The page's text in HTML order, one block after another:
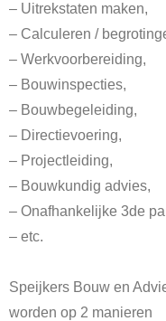
– Uitrekstaten maken,
– Calculeren /
– Werkvoorbereiding,
– Bouwinspecties,
– Bouwbegeleiding,
– Directievoering,
– Projectleiding,
– Bouwkundig advies,
– Onafhankelijke 3de
– etc.
Speijkers Bouw en
worden op 2 manieren